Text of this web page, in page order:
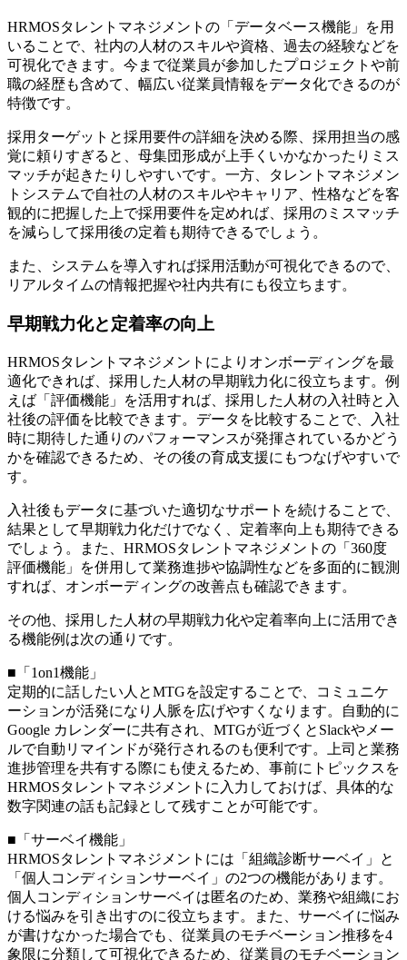
HRMOSタレントマネジメントの「データベース機能」を用
いることで、社内の人材のスキルや資格、過去の経験などを
可視化できます。今まで従業員が参加したプロジェクトや前
職の経歴も含めて、幅広い従業員情報をデータ化できるのが
特徴です。
採用ターゲットと採用要件の詳細を決める際、採用担当の感
覚に頼りすぎると、母集団形成が上手くいかなかったりミス
マッチが起きたりしやすいです。一方、タレントマネジメン
トシステムで自社の人材のスキルやキャリア、性格などを客
観的に把握した上で採用要件を定めれば、採用のミスマッチ
を減らして採用後の定着も期待できるでしょう。
また、システムを導入すれば採用活動が可視化できるので、
リアルタイムの情報把握や社内共有にも役立ちます。
早期戦力化と定着率の向上
HRMOSタレントマネジメントによりオンボーディングを最
適化できれば、採用した人材の早期戦力化に役立ちます。例
えば「評価機能」を活用すれば、採用した人材の入社時と入
社後の評価を比較できます。データを比較することで、入社
時に期待した通りのパフォーマンスが発揮されているかどう
かを確認できるため、その後の育成支援にもつなげやすいで
す。
入社後もデータに基づいた適切なサポートを続けることで、
結果として早期戦力化だけでなく、定着率向上も期待できる
でしょう。また、HRMOSタレントマネジメントの「360度
評価機能」を併用して業務進捗や協調性などを多面的に観測
すれば、オンボーディングの改善点も確認できます。
その他、採用した人材の早期戦力化や定着率向上に活用でき
る機能例は次の通りです。
■「1on1機能」
定期的に話したい人とMTGを設定することで、コミュニケ
ーションが活発になり人脈を広げやすくなります。自動的に
Google カレンダーに共有され、MTGが近づくとSlackやメー
ルで自動リマインドが発行されるのも便利です。上司と業務
進捗管理を共有する際にも使えるため、事前にトピックスを
HRMOSタレントマネジメントに入力しておけば、具体的な
数字関連の話も記録として残すことが可能です。
■「サーベイ機能」
HRMOSタレントマネジメントには「組織診断サーベイ」と
「個人コンディションサーベイ」の2つの機能があります。
個人コンディションサーベイは匿名のため、業務や組織にお
ける悩みを引き出すのに役立ちます。また、サーベイに悩み
が書けなかった場合でも、従業員のモチベーション推移を4
象限に分類して可視化できるため、従業員のモチベーション